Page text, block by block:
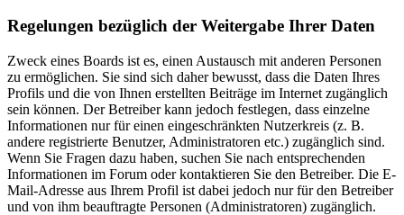
Regelungen bezüglich der Weitergabe Ihrer Daten
Zweck eines Boards ist es, einen Austausch mit anderen Personen
zu ermöglichen. Sie sind sich daher bewusst, dass die Daten Ihres
Profils und die von Ihnen erstellten Beiträge im Internet zugänglich
sein können. Der Betreiber kann jedoch festlegen, dass einzelne
Informationen nur für einen eingeschränkten Nutzerkreis (z. B.
andere registrierte Benutzer, Administratoren etc.) zugänglich sind.
Wenn Sie Fragen dazu haben, suchen Sie nach entsprechenden
Informationen im Forum oder kontaktieren Sie den Betreiber. Die E-
Mail-Adresse aus Ihrem Profil ist dabei jedoch nur für den Betreiber
und von ihm beauftragte Personen (Administratoren) zugänglich.